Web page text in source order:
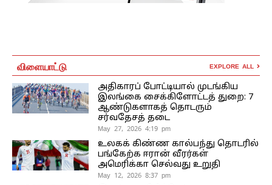
விளையாட்டு EXPLORE ALL
அதிகாரப் போட்டியால் முடங்கிய
இலங்கை சைக்கிளோட்டத் துறை: 7
ஆண்டுகளாகத் தொடரும்
சர்வதேசத் தடை
May 27, 2026 4:19 pm
உலகக் கிண்ண கால்பந்து தொடரில்
பங்கேற்க ஈரான் வீரர்கள்
அமெரிக்கா செல்வது உறுதி
May 12, 2026 8:37 pm